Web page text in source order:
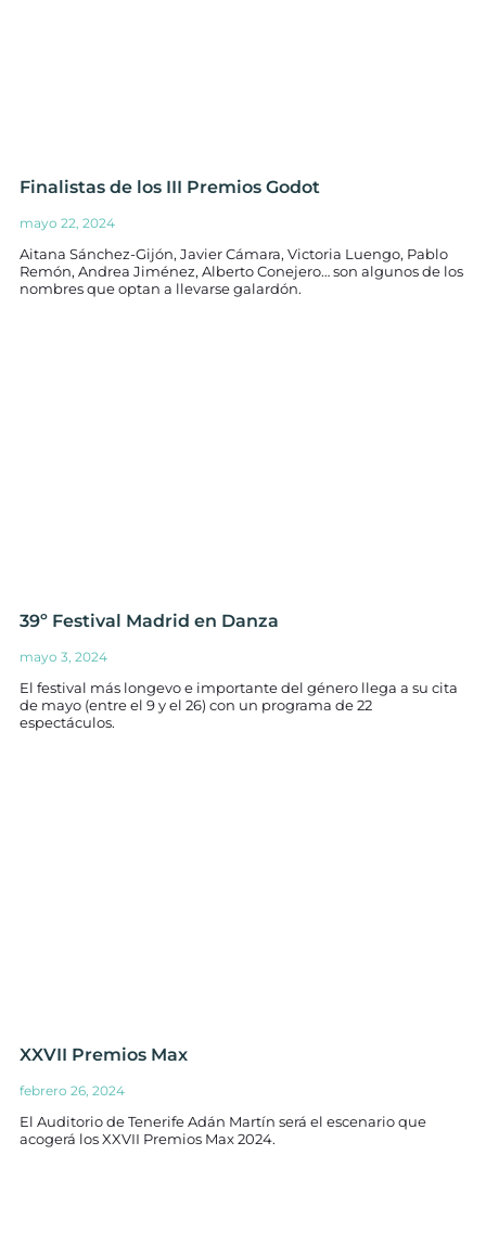
Finalistas de los III Premios Godot
mayo 22, 2024
Aitana Sánchez-Gijón, Javier Cámara, Victoria Luengo, Pablo
Remón, Andrea Jiménez, Alberto Conejero… son algunos de los
nombres que optan a llevarse galardón.
39º Festival Madrid en Danza
mayo 3, 2024
El festival más longevo e importante del género llega a su cita
de mayo (entre el 9 y el 26) con un programa de 22
espectáculos.
XXVII Premios Max
febrero 26, 2024
El Auditorio de Tenerife Adán Martín será el escenario que
acogerá los XXVII Premios Max 2024.